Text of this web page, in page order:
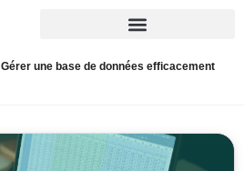
Gérer une base de données efficacement